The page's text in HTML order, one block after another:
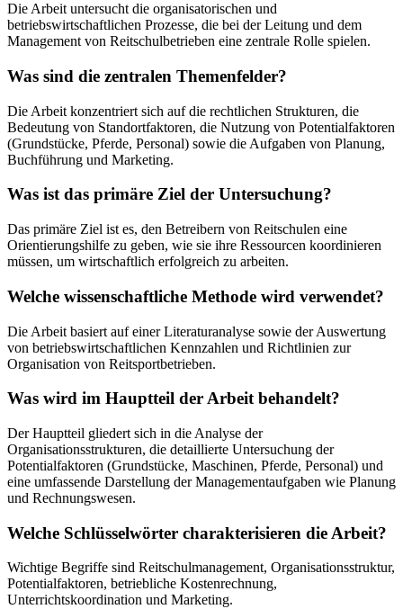
Die Arbeit untersucht die organisatorischen und
betriebswirtschaftlichen Prozesse, die bei der Leitung und dem
Management von Reitschulbetrieben eine zentrale Rolle spielen.
Was sind die zentralen Themenfelder?
Die Arbeit konzentriert sich auf die rechtlichen Strukturen, die
Bedeutung von Standortfaktoren, die Nutzung von Potentialfaktoren
(Grundstücke, Pferde, Personal) sowie die Aufgaben von Planung,
Buchführung und Marketing.
Was ist das primäre Ziel der Untersuchung?
Das primäre Ziel ist es, den Betreibern von Reitschulen eine
Orientierungshilfe zu geben, wie sie ihre Ressourcen koordinieren
müssen, um wirtschaftlich erfolgreich zu arbeiten.
Welche wissenschaftliche Methode wird verwendet?
Die Arbeit basiert auf einer Literaturanalyse sowie der Auswertung
von betriebswirtschaftlichen Kennzahlen und Richtlinien zur
Organisation von Reitsportbetrieben.
Was wird im Hauptteil der Arbeit behandelt?
Der Hauptteil gliedert sich in die Analyse der
Organisationsstrukturen, die detaillierte Untersuchung der
Potentialfaktoren (Grundstücke, Maschinen, Pferde, Personal) und
eine umfassende Darstellung der Managementaufgaben wie Planung
und Rechnungswesen.
Welche Schlüsselwörter charakterisieren die Arbeit?
Wichtige Begriffe sind Reitschulmanagement, Organisationsstruktur,
Potentialfaktoren, betriebliche Kostenrechnung,
Unterrichtskoordination und Marketing.